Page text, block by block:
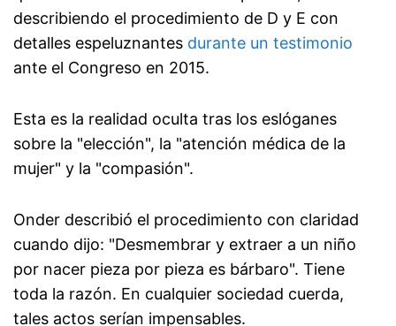
describiendo el procedimiento de D y E con
detalles espeluznantes durante un testimonio
ante el Congreso en 2015.
Esta es la realidad oculta tras los eslóganes
sobre la "elección", la "atención médica de la
mujer" y la "compasión".
Onder describió el procedimiento con claridad
cuando dijo: "Desmembrar y extraer a un niño
por nacer pieza por pieza es bárbaro". Tiene
toda la razón. En cualquier sociedad cuerda,
tales actos serían impensables.